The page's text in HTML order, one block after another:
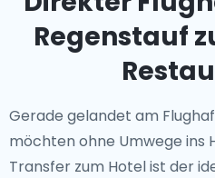
Regenstauf
Gerade gelandet am
möchten ohne Umwege ins
Transfer zum Hotelist der